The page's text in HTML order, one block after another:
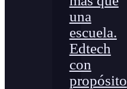
una
escuela.
Edtech
con
propósito